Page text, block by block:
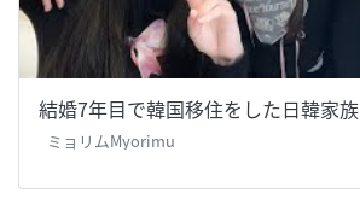
結婚7年目で韓国移住をした日韓家族
ミョリムMyorimu